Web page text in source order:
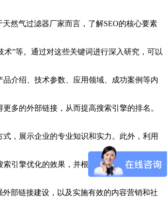
然气过滤器厂家而言，了解SEO的核心要素
”等。通过对这些关键词进行深入研究，可以
介绍、技术参数、应用领域、成功案例等内
多的外部链接，从而提高搜索引擎的排名。
，展示企业的专业知识和实力。此外，利用
引擎优化的效果，并根据分析结果调整关键
部链接建设，以及实施有效的内容营销和社